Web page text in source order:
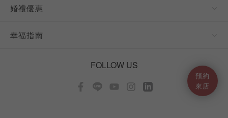
預約
來店
婚禮優惠
幸福指南
FOLLOW US